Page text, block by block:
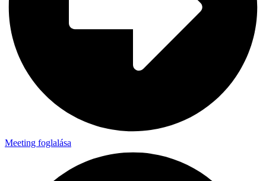
Meeting foglalása